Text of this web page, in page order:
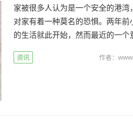
家被很多人认为是一个安全的港
对家有着一种莫名的恐惧。两年
的生活就此开始，然而最近的一个
资讯 作者：